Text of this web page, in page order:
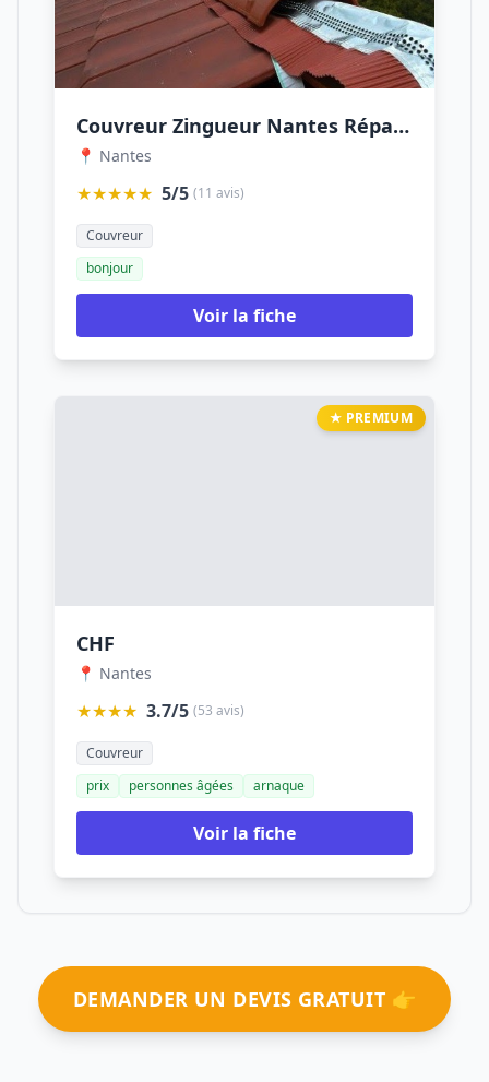
Couvreur Zingueur Nantes Réparation toiture Nettoyage Étanchéité Fuites Toiture 44 Loire-Atlantique
📍 Nantes
★★★★★ 5/5 (11 avis)
Couvreur
bonjour
Voir la fiche
★ PREMIUM
CHF
📍 Nantes
★★★★ 3.7/5 (53 avis)
Couvreur
prix
personnes âgées arnaque
Voir la fiche
DEMANDER UN DEVIS GRATUIT 👉